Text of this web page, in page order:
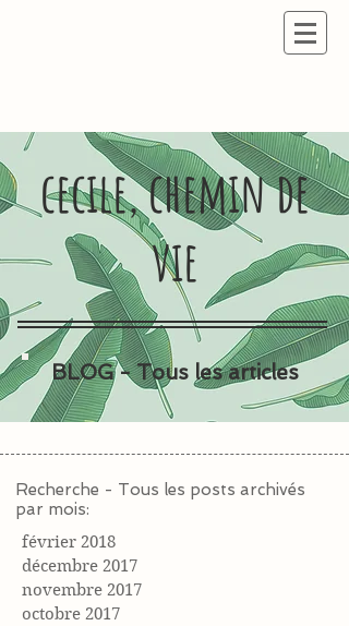
cecile, chemin de
vie
BLOG - Tous les articles
Recherche - Tous les posts archivés
par mois:
février 2018
décembre 2017
novembre 2017
octobre 2017